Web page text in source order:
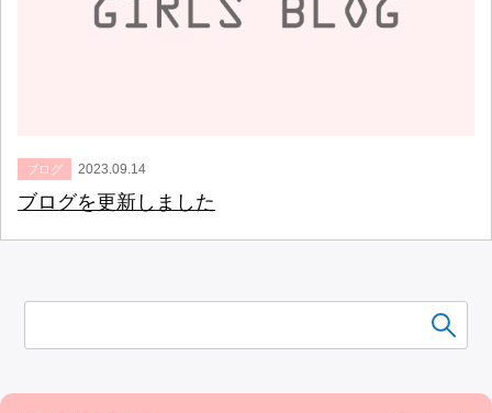
ブログ 2023.09.14
ブログを更新しました